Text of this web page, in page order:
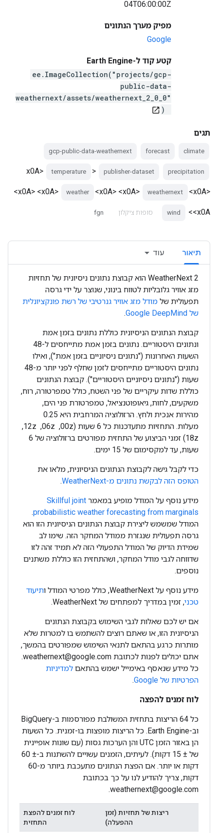
04T06:00:00Z
מפיק מערך הנתונים
Google
קטע קוד ל-Earth Engine
ee.ImageCollection("projects/gcp-
public-data-
weathernext/assets/weathernext_2_0_0"
)
open_in_new
תגים
climate
forecast
gcp-public-data-weathernext
precipitation
publisher-dataset
<x0A>
temperature
<x0A> <x0A> weather <x0A> <x0A> weathernext <x0A>
<x0A>
wind סופות ציקלון fgn
תיאור עוד
‫WeatherNext 2 הוא קבוצת נתונים ניסיונית של תחזיות
מזג אוויר גלובליות לטווח בינוני, שנוצר על ידי גרסה
תפעולית של מודל מזג אוויר גנרטיבי של רשת פונקציונלית
של Google DeepMind
.
קבוצת הנתונים הניסיונית כוללת נתונים בזמן אמת
ונתונים היסטוריים. נתונים בזמן אמת מתייחסים ל-48
השעות האחרונות ("נתונים ניסיוניים בזמן אמת"), ואילו
נתונים היסטוריים מתייחסים לזמן שחלף לפני יותר מ-48
שעות ("נתונים ניסיוניים היסטוריים"). קבוצת הנתונים
כוללת שדות עיקריים של פני השטח, כולל טמפרטורה, רוח,
משקעים, לחות, גיאופוטנציאל, טמפרטורת פני הים,
מהירות אנכית ולחץ. הרזולוציה המרחבית היא 0.25
מעלות. התחזיות מתעדכנות כל 6 שעות (00z, ‏ 06z, ‏ 12z, ‏
18z) זמני הביצוע של התחזית מפורטים ברזולוציה של 6
שעות, עד למקסימום של 15 ימים.
כדי לקבל גישה לקבוצת הנתונים הניסיונית, מלאו את
הטופס הזה לבקשת נתונים מ-WeatherNext
.
מידע נוסף על המודל מופיע במאמר Skillful joint
probabilistic weather forecasting from marginals
.
המודל שמשמש ליצירת קבוצת הנתונים הניסיונית הזו הוא
גרסה תפעולית שנגזרת ממודל המחקר הזה. שימו לב
שמידת הדיוק של המודל התפעולי הזה לא תמיד זהה לזו
שדווחה לגבי מודל המחקר, ושהתחזית הזו כוללת משתנים
נוספים.
מידע נוסף על WeatherNext, כולל מפרטי המודל ו
תיעוד
טכני, זמין במדריך למפתחים של WeatherNext.
אם יש לכם שאלות לגבי השימוש בקבוצת הנתונים
הניסיונית הזו, או שאתם רוצים להשתמש בו למטרות שלא
מותרות כרגע בהתאם לתנאי השימוש שמפורטים בהמשך,
אתם יכולים לפנות לכתובת weathernext@google.com.
כל מידע שנאסף באימייל ישמש בהתאם למדיניות
הפרטיות של Google
.
לוח זמנים להפצה
כל 64 הריצות בתחזית המשולבת מפורסמות ב-BigQuery
וב-Earth Engine. כל הריצות מופצות בו-זמנית. כל השעות
הן באזור הזמן UTC והן הערכות גסות (עם שונות אופיינית
של ± 15 דקות). לעיתים, הזמנים עשויים להשתנות ב-± 60
דקות או יותר. אם הפצת הנתונים מתעכבת ביותר מ-60
דקות, צריך להודיע לנו על כך בכתובת
weathernext@google.com.
ריצות של תחזיות (זמן
ההפעלה)
לוח זמנים להפצת
התחזית